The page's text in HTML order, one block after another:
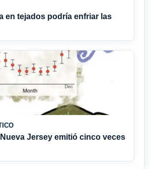
en tejados podría enfriar las
Jersey emitió cinco veces